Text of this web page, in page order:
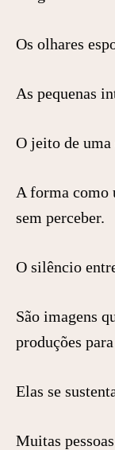
Os olhares
As pequenas
O jeito de
A forma como
sem perceber.
O silêncio
São imagens
produções
Elas se
Muitas